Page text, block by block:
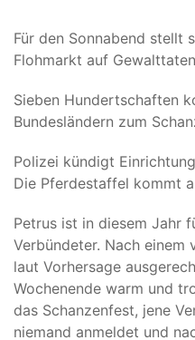
Für den Sonnabend stellt
Flohmarkt auf
Sieben Hundertschaften
Bundesländern zum
Polizei kündigt
Die Pferdestaffel kommt
Petrus ist in diesem Jahr
Verbündeter. Nach einem
laut Vorhersage
Wochenende warm und
das Schanzenfest, jene
niemand anmeldet und